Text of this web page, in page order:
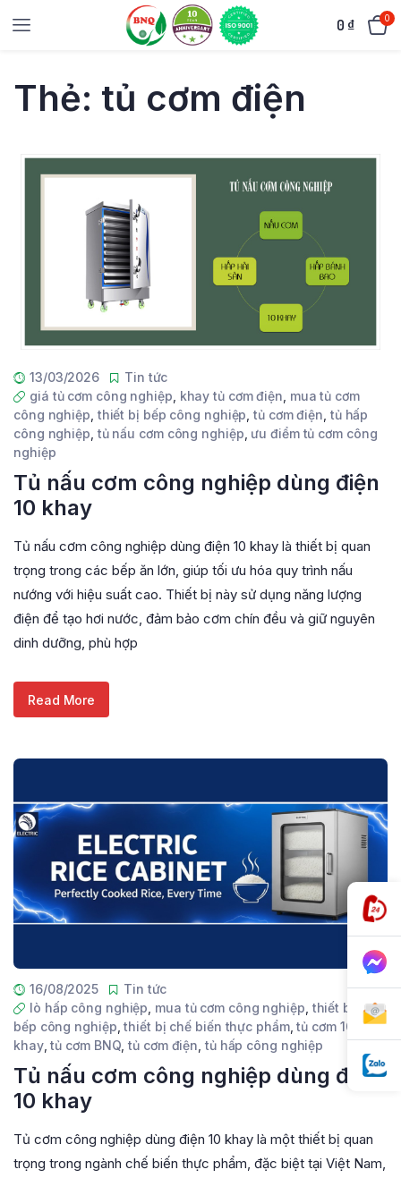
0 ₫ 0
Thẻ: tủ cơm điện
13/03/2026
Tin tức
giá tủ cơm công nghiệp khay tủ cơm điện mua tủ cơm
công nghiệp thiết bị bếp công nghiệp ,tủ cơm điện tủ hấp
công nghiệp tủ nấu cơm công nghiệp ưu điểm tủ cơm công
nghiệp
Tủ nấu cơm công nghiệp dùng điện
10 khay
Tủ nấu cơm công nghiệp dùng điện 10 khay là thiết bị quan
trọng trong các bếp ăn lớn, giúp tối ưu hóa quy trình nấu
nướng với hiệu suất cao. Thiết bị này sử dụng năng lượng
điện để tạo hơi nước, đảm bảo cơm chín đều và giữ nguyên
dinh dưỡng, phù hợp
Read More
16/08/2025
Tin tức
lò hấp công nghiệp mua tủ cơm công nghiệp thiết bị
bếp công nghiệp ,thiết bị chế biến thực phẩm,tủ cơm 10
khay,tủ cơm BNQ ,tủ cơm điện tủ hấp công nghiệp
Tủ nấu cơm công nghiệp dùng điện
10 khay
Tủ cơm công nghiệp dùng điện 10 khay là một thiết bị quan
trọng trong ngành chế biến thực phẩm, đặc biệt tại Việt Nam,